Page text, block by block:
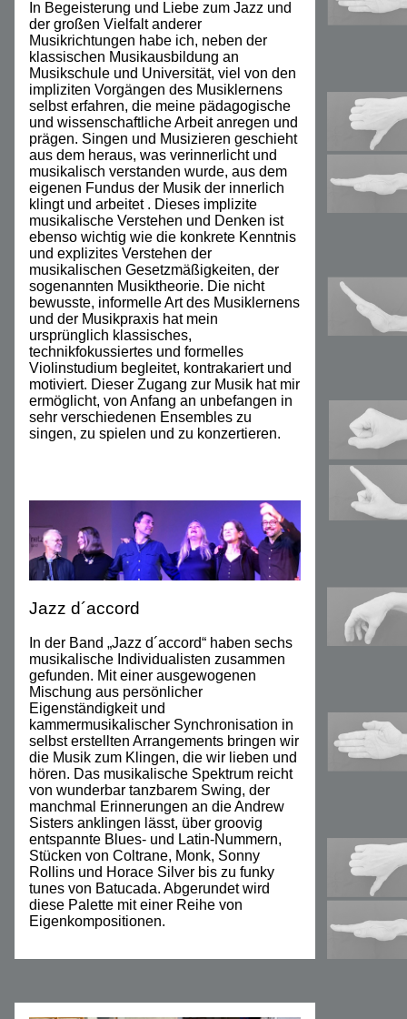
In Begeisterung und Liebe zum Jazz und
der großen Vielfalt anderer
Musikrichtungen habe ich, neben der
klassischen Musikausbildung an
Musikschule und Universität, viel von den
impliziten Vorgängen des Musiklernens
selbst erfahren, die meine pädagogische
und wissenschaftliche Arbeit anregen und
prägen. Singen und Musizieren geschieht
aus dem heraus, was verinnerlicht und
musikalisch verstanden wurde, aus dem
eigenen Fundus der Musik der innerlich
klingt und arbeitet . Dieses implizite
musikalische Verstehen und Denken ist
ebenso wichtig wie die konkrete Kenntnis
und explizites Verstehen der
musikalischen Gesetzmäßigkeiten, der
sogenannten Musiktheorie. Die nicht
bewusste, informelle Art des Musiklernens
und der Musikpraxis hat mein
ursprünglich klassisches,
technikfokussiertes und formelles
Violinstudium begleitet, kontrakariert und
motiviert. Dieser Zugang zur Musik hat mir
ermöglicht, von Anfang an unbefangen in
sehr verschiedenen Ensembles zu
singen, zu spielen und zu konzertieren.
Jazz d´accord
In der Band „Jazz d´accord“ haben sechs
musikalische Individualisten zusammen
gefunden. Mit einer ausgewogenen
Mischung aus persönlicher
Eigenständigkeit und
kammermusikalischer Synchronisation in
selbst erstellten Arrangements bringen wir
die Musik zum Klingen, die wir lieben und
hören. Das musikalische Spektrum reicht
von wunderbar tanzbarem Swing, der
manchmal Erinnerungen an die Andrew
Sisters anklingen lässt, über groovig
entspannte Blues- und Latin-Nummern,
Stücken von Coltrane, Monk, Sonny
Rollins und Horace Silver bis zu funky
tunes von Batucada. Abgerundet wird
diese Palette mit einer Reihe von
Eigenkompositionen.